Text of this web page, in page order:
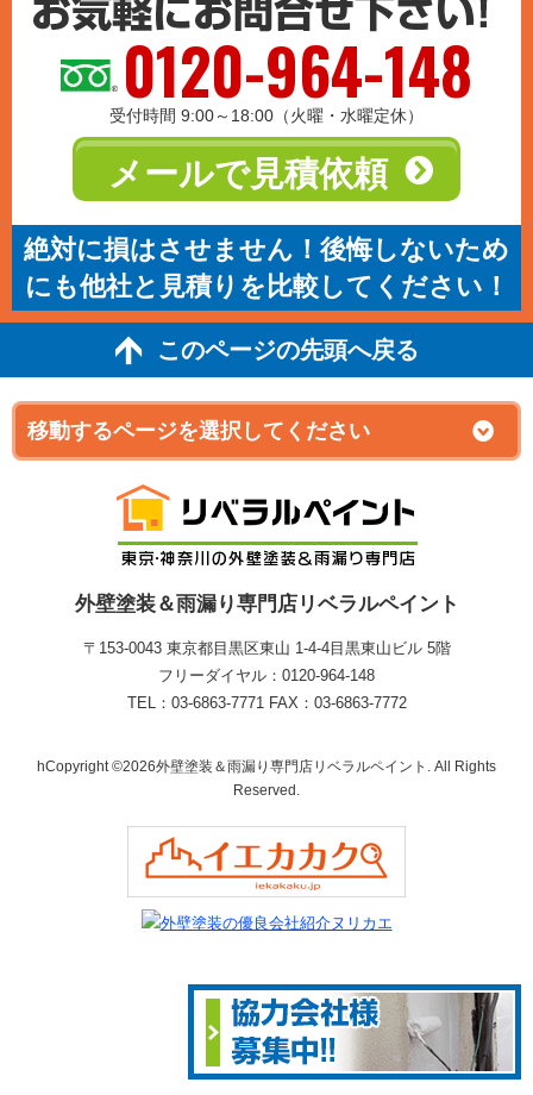
0120-964-148
受付時間 9:00～18:00（火曜・水曜定休）
メールで見積依頼
絶対に損はさせません！後悔しないため
にも他社と見積りを比較してください！
このページの先頭へ戻る
外壁塗装＆雨漏り専門店リベラルペイント
〒153-0043 東京都目黒区東山 1‐4‐4目黒東山ビル 5階
フリーダイヤル：0120-964-148
TEL：03-6863-7771 FAX：03-6863-7772
hCopyright ©2026外壁塗装＆雨漏り専門店リベラルペイント. All Rights
Reserved.